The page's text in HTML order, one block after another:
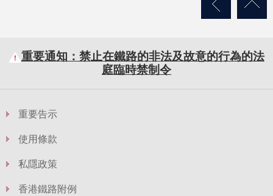
重要通知：禁止在鐵路的非法及故意的行為的法
庭臨時禁制令
重要告示
使用條款
私隱政策
香港鐵路附例